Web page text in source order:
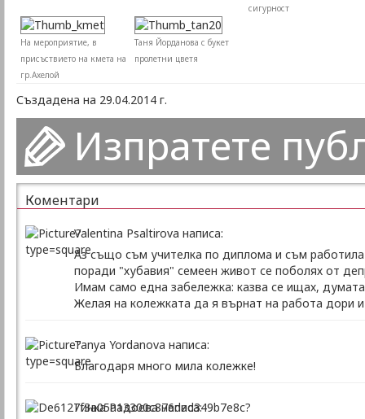
сигурност
На мероприятие, в
присъствието на кмета на
гр.Ахелой
Таня Йорданова с букет
пролетни цветя
Създадена на 29.04.2014 г.
Изпратете
Коментари
Valentina Psaltirova написа:
Аз също съм учителка по диплома и съм
поради "хубавия" семеен живот се поболях от
Имам само една забележка: казва се ищах,
Желая на колежката да я върнат на работа дори
Tanya Yordanova написа:
Благодаря много мила колежке!
Гинка Радоева написа: